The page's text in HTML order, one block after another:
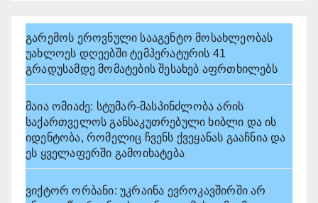
გარემოს ეროვნული სააგენტო მოსახლეობას
უახლოეს დღეებში ტემპერატურის 41
გრადუსამდე მომატების შესახებ აფრთხილებს
მაია ომიაძე: სტუმარ-მასპინძლობა არის
საქართველოს განსაკუთრებული ხიბლი და ის
იდენტობა, რომელიც ჩვენს ქვეყანას გააჩნია და
ეს ყველაფერში გამოიხატება
ვიქტორ ორბანი: უკრაინა ევროკავშირში არ